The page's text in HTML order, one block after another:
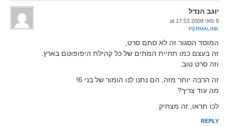
יוגב הנדל
9 מאי 2008 at 17:53
PERMALINK
המוסד הסגור זה לא סתם סרט,
זה בעצם כמו תחיית המתים של כל קהילת היפופוטם בארץ.
וזה סרט טוב.
זה הרבה יותר מזה, הם נתנו לנו הומור של בני 6!
מה עוד צריך?
לכו תראו, זה מצחיק
REPLY